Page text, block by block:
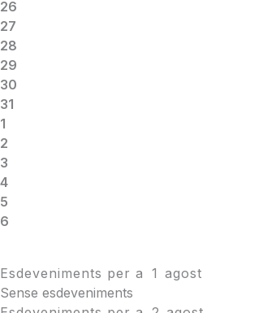
26
27
28
29
30
31
1
2
3
4
5
6
Esdeveniments per a 1 agost
Sense esdeveniments